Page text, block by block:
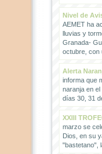
Nivel de
AEMET ha
lluvias y
Granada-
octubre, con
Alerta
informa que
naranja en
días 30, 31
XXIII
marzo se
Dios, en su
"bastetano",